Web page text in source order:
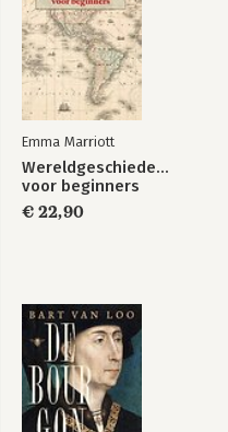
Emma Marriott
Wereldgeschiedenis
voor beginners
€ 22,90